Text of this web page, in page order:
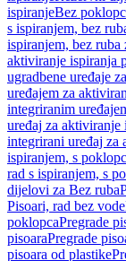
ispiranjeBez
s ispiranjem, bez
ispiranjem, bez ruba
aktiviranje ispiranja
ugradbene uređaje
uređajem za
integriranim
uređaj za aktiviranje
integrirani uređaj za
ispiranjem, s
rad s ispiranjem, s
dijelovi za Bez ruba
Pisoari, rad bez vode
poklopcaPregrade
pisoaraPregrade
pisoara od plastike